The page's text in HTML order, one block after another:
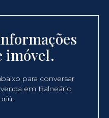
imóvel.
para conversar
em Balneário